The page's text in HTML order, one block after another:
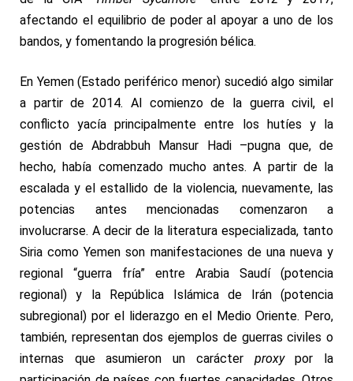
afectando el equilibrio de poder al apoyar a uno de los
bandos, y fomentando la progresión bélica.
En Yemen (Estado periférico menor) sucedió algo similar
a partir de 2014. Al comienzo de la guerra civil, el
conflicto yacía principalmente entre los hutíes y la
gestión de Abdrabbuh Mansur Hadi –pugna que, de
hecho, había comenzado mucho antes. A partir de la
escalada y el estallido de la violencia, nuevamente, las
potencias antes mencionadas comenzaron a
involucrarse. A decir de la literatura especializada, tanto
Siria como Yemen son manifestaciones de una nueva y
regional “guerra fría” entre Arabia Saudí (potencia
regional) y la República Islámica de Irán (potencia
subregional) por el liderazgo en el Medio Oriente. Pero,
también, representan dos ejemplos de guerras civiles o
internas que asumieron un carácter proxypor la